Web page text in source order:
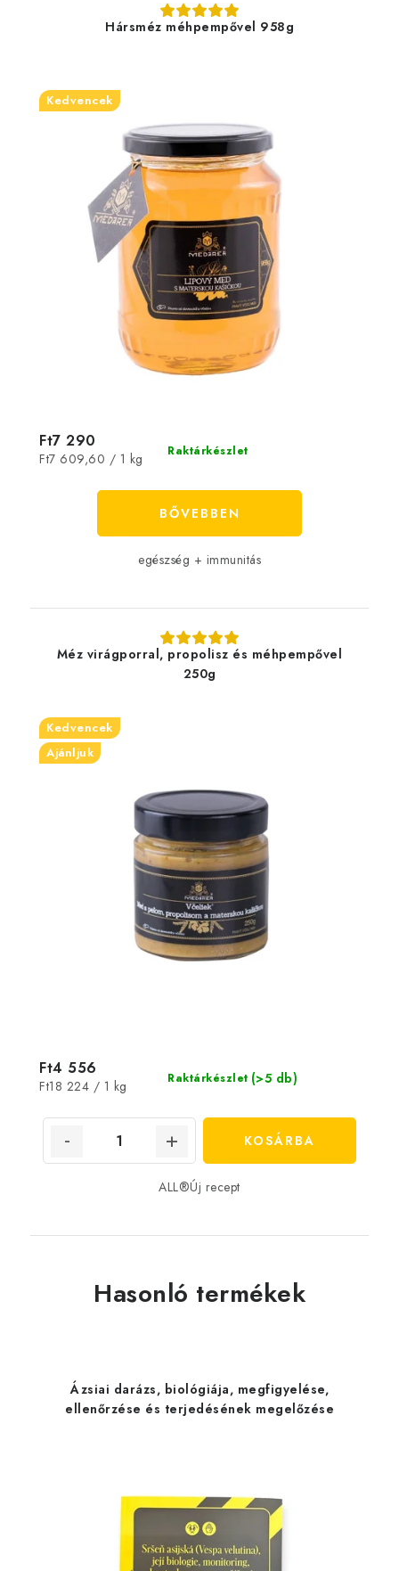
Hársméz méhpempővel 958g
Kedvencek
Raktárkészlet
Ft7 290
Egységár:
Ft7 609,60 / 1 kg
BŐVEBBEN
egészség + immunitás
Méz virágporral, propolisz és méhpempővel
250g
Kedvencek
Ajánljuk
Raktárkészlet (>5 db)
Ft4 556
Egységár:
Ft18 224 / 1 kg
KOSÁRBA
ALL®Új recept
Hasonló termékek
Ázsiai darázs, biológiája, megfigyelése,
ellenőrzése és terjedésének megelőzése